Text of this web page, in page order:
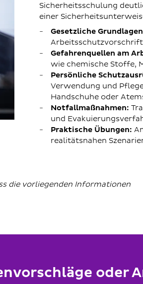
Sicherheitsschulung
einer
Gesetzliche
Gefahrenquellen am
wie chemische Stoffe,
Persönliche
Verwendung und
Handschuhe oder
Notfallmaßnahmen:
und
Praktische Übungen:
realitätsnahen
die vorliegenden Informationen
oder